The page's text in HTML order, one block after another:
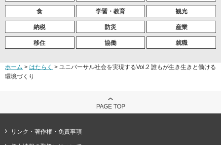
食 学習・教育 観光
納税 防災 産業
移住 協働 就職
ホーム > はたらく > ユニバーサル社会を実現するVol.2 誰もが生き生きと働ける
環境づくり
PAGE TOP
リンク・著作権・免責事項